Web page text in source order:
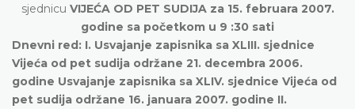
sjednicu VIJEĆA OD PET SUDIJA za 15. februara 2007.
godine sa početkom u 9 :30 sati
Dnevni red: I. Usvajanje zapisnika sa XLIII. sjednice
Vijeća od pet sudija održane 21. decembra 2006.
godine Usvajanje zapisnika sa XLIV. sjednice Vijeća od
pet sudija održane 16. januara 2007. godine II.